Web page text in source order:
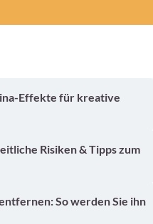
Effekte für kreative
Risiken & Tipps zum
So werden Sie ihn